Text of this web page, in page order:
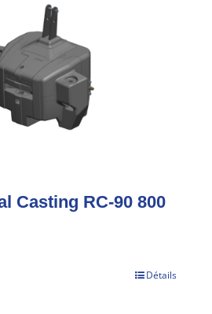
Casting RC-90 800
Détails